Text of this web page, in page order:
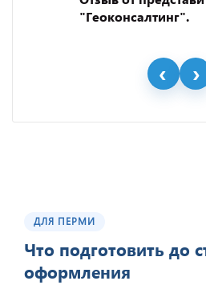
"Геоконсалтинг".
ДЛЯ ПЕРМИ
Что подготовить до
оформления